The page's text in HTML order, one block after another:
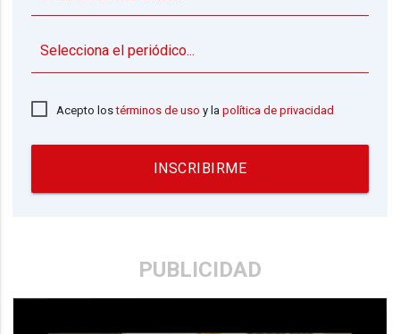
Acepto lostérminos de uso y lapolítica de privacidad
INSCRIBIRME
PUBLICIDAD